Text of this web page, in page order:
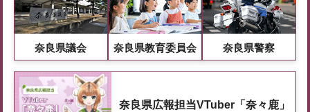
奈良県議会 奈良県教育委員会 奈良県警察
奈良県広報担当VTuber「奈々鹿」